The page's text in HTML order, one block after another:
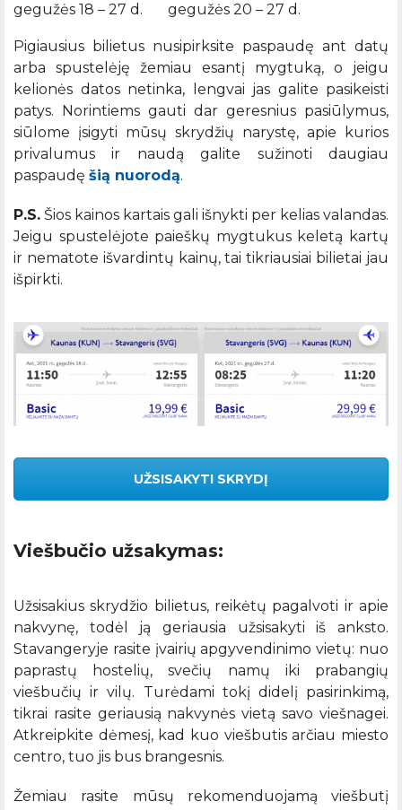
gegužės 18 – 27 d. gegužės 20 – 27 d.
Pigiausius bilietus nusipirksite paspaudę ant datų
arba spustelėję žemiau esantį mygtuką, o jeigu
kelionės datos netinka, lengvai jas galite pasikeisti
patys. Norintiems gauti dar geresnius pasiūlymus,
siūlome įsigyti mūsų skrydžių narystę, apie kurios
privalumus ir naudą galite sužinoti daugiau
paspaudę šią nuorodą.
P.S. Šios kainos kartais gali išnykti per kelias valandas.
Jeigu spustelėjote paieškų mygtukus keletą kartų
ir nematote išvardintų kainų, tai tikriausiai bilietai jau
išpirkti.
UŽSISAKYTI SKRYDĮ
Viešbučio užsakymas:
Užsisakius skrydžio bilietus, reikėtų pagalvoti ir apie
nakvynę, todėl ją geriausia užsisakyti iš anksto.
Stavangeryje rasite įvairių apgyvendinimo vietų: nuo
paprastų hostelių, svečių namų iki prabangių
viešbučių ir vilų. Turėdami tokį didelį pasirinkimą,
tikrai rasite geriausią nakvynės vietą savo viešnagei.
Atkreipkite dėmesį, kad kuo viešbutis arčiau miesto
centro, tuo jis bus brangesnis.
Žemiau rasite mūsų rekomenduojamą viešbutį